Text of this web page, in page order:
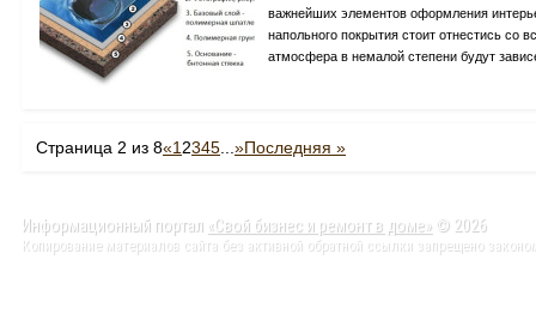
важнейших элементов оформления
напольного покрытия стоит отнестись со
атмосфера в немалой степени будут
Страница 2 из 8«1 2345 »Последняя »
Информационный портал «Свой бизнес и ремонт в доме» © 2026
Копирование материалов сайта без активной обратной ссылки запрещено